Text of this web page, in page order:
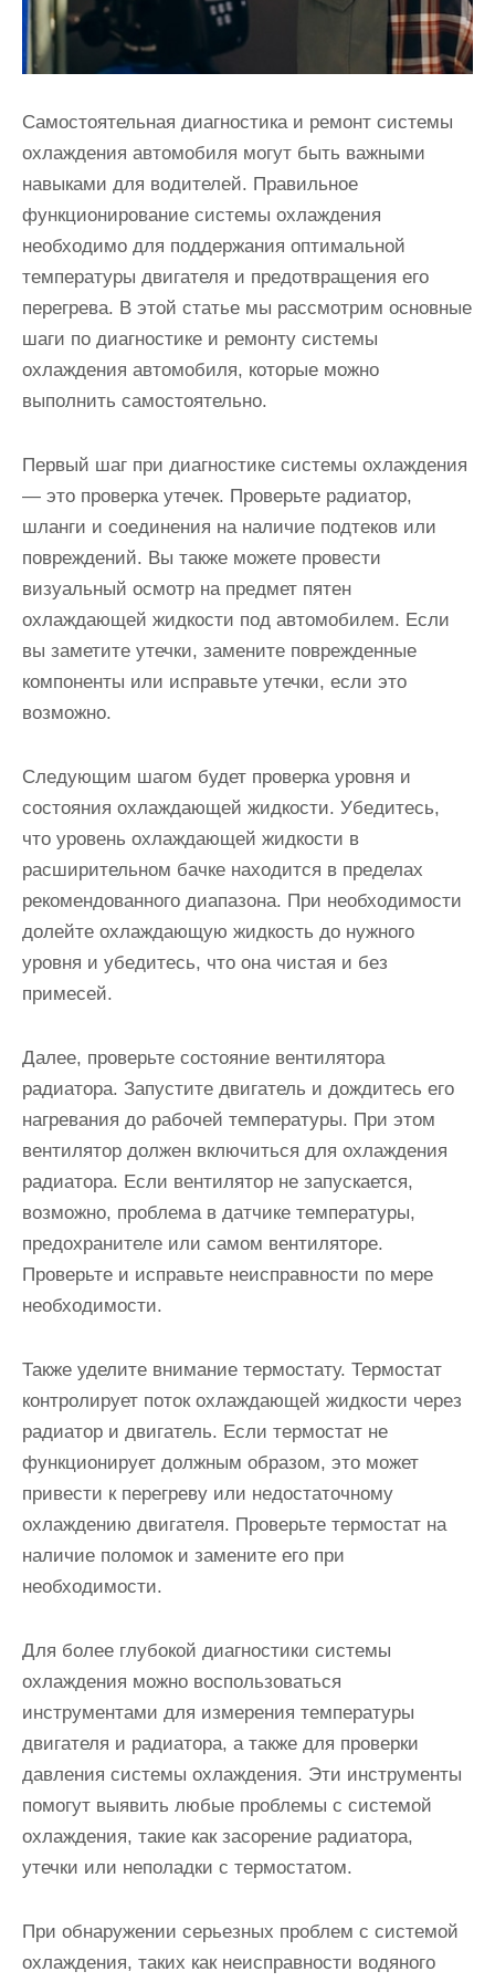
Самостоятельная диагностика и ремонт системы
охлаждения автомобиля могут быть важными
навыками для водителей. Правильное
функционирование системы охлаждения
необходимо для поддержания оптимальной
температуры двигателя и предотвращения его
перегрева. В этой статье мы рассмотрим основные
шаги по диагностике и ремонту системы
охлаждения автомобиля, которые можно
выполнить самостоятельно.
Первый шаг при диагностике системы охлаждения
— это проверка утечек. Проверьте радиатор,
шланги и соединения на наличие подтеков или
повреждений. Вы также можете провести
визуальный осмотр на предмет пятен
охлаждающей жидкости под автомобилем. Если
вы заметите утечки, замените поврежденные
компоненты или исправьте утечки, если это
возможно.
Следующим шагом будет проверка уровня и
состояния охлаждающей жидкости. Убедитесь,
что уровень охлаждающей жидкости в
расширительном бачке находится в пределах
рекомендованного диапазона. При необходимости
долейте охлаждающую жидкость до нужного
уровня и убедитесь, что она чистая и без
примесей.
Далее, проверьте состояние вентилятора
радиатора. Запустите двигатель и дождитесь его
нагревания до рабочей температуры. При этом
вентилятор должен включиться для охлаждения
радиатора. Если вентилятор не запускается,
возможно, проблема в датчике температуры,
предохранителе или самом вентиляторе.
Проверьте и исправьте неисправности по мере
необходимости.
Также уделите внимание термостату. Термостат
контролирует поток охлаждающей жидкости через
радиатор и двигатель. Если термостат не
функционирует должным образом, это может
привести к перегреву или недостаточному
охлаждению двигателя. Проверьте термостат на
наличие поломок и замените его при
необходимости.
Для более глубокой диагностики системы
охлаждения можно воспользоваться
инструментами для измерения температуры
двигателя и радиатора, а также для проверки
давления системы охлаждения. Эти инструменты
помогут выявить любые проблемы с системой
охлаждения, такие как засорение радиатора,
утечки или неполадки с термостатом.
При обнаружении серьезных проблем с системой
охлаждения, таких как неисправности водяного